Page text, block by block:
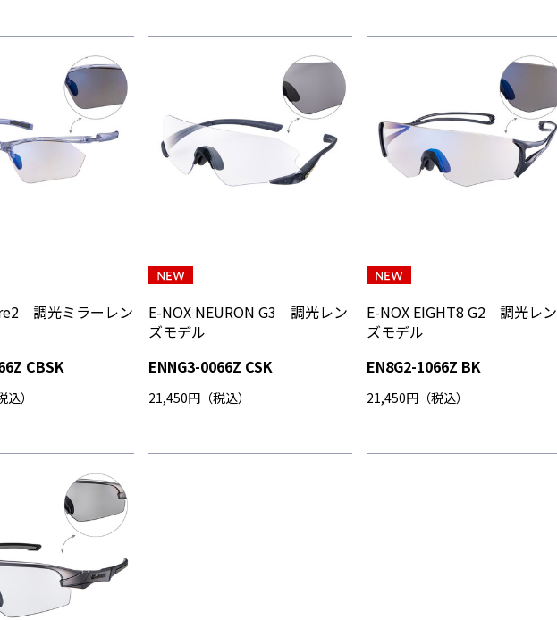
調光ミラーレン
CBSK
）
E-NOX NEURON G3 調光レン
ズモデル
ENNG3-0066Z CSK
21,450円（税込）
E-NOX EIGHT8 G2 調光レン
ズモデル
EN8G2-1066Z BK
21,450円（税込）